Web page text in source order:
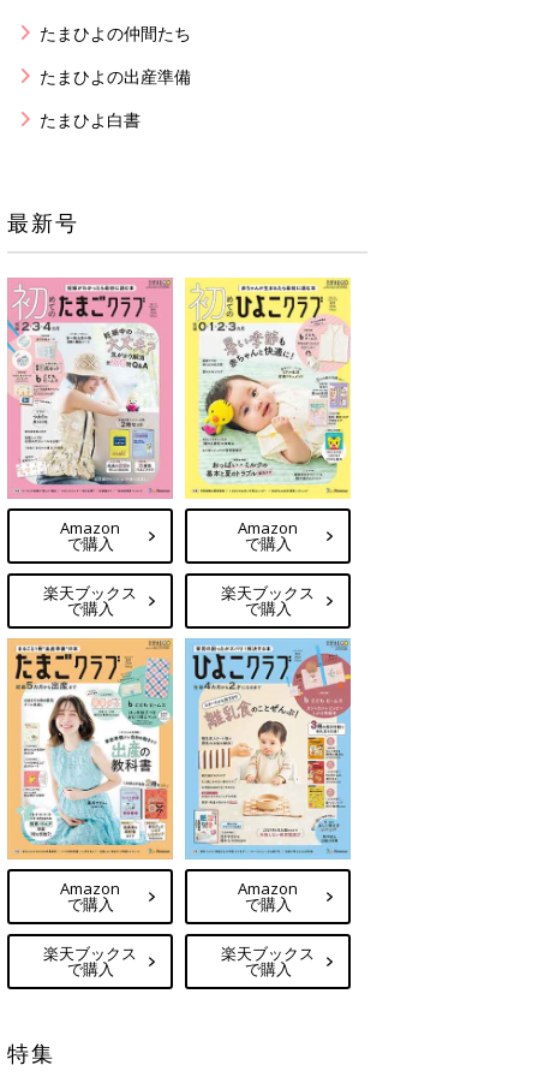
たまひよの仲間たち
たまひよの出産準備
たまひよ白書
最新号
Amazon
で購入
楽天ブックス
で購入
Amazon
で購入
楽天ブックス
で購入
Amazon
で購入
楽天ブックス
で購入
Amazon
で購入
楽天ブックス
で購入
特集